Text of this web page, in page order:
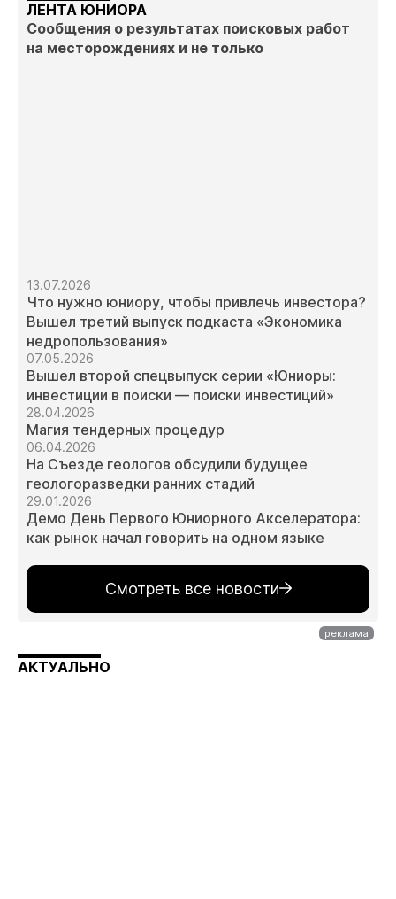
ЛЕНТА ЮНИОРА
Сообщения о результатах поисковых работ
на месторождениях и не только
13.07.2026
Что нужно юниору, чтобы привлечь инвестора?
Вышел третий выпуск подкаста «Экономика
недропользования»
07.05.2026
Вышел второй спецвыпуск серии «Юниоры:
инвестиции в поиски — поиски инвестиций»
28.04.2026
Магия тендерных процедур
06.04.2026
На Съезде геологов обсудили будущее
геологоразведки ранних стадий
29.01.2026
Демо День Первого Юниорного Акселератора:
как рынок начал говорить на одном языке
Смотреть все новости
АКТУАЛЬНО